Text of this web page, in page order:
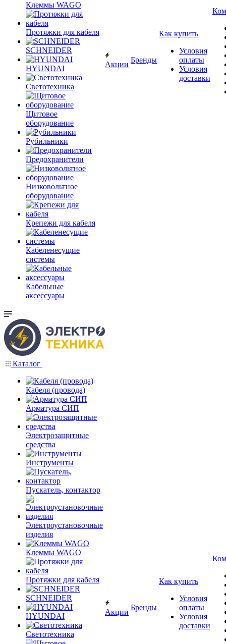
Клеммы WAGO
Протяжки для кабеля
SCHNEIDER
HYUNDAI
Светотехника
Щитовое
оборудование
Рубильники
Предохранители
Низковольтное
оборудование
Крепежи для кабеля
Кабеленесущие
системы
Кабельные
аксессуары
Акции
Бренды
Как купить
Условия
оплаты
Условия
доставки
Каталог
Кабеля (провода)
Арматура СИП
Электрозащитные
средства
Инструменты
Пускатель, контактор
Электроустановочные
изделия
Клеммы WAGO
Протяжки для кабеля
SCHNEIDER
HYUNDAI
Светотехника
Акции
Бренды
Как купить
Условия
оплаты
Условия
доставки